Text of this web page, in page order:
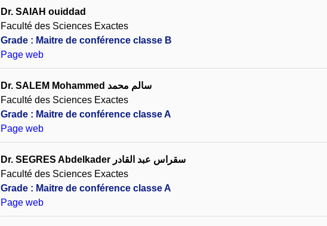
Dr. SAIAH ouiddad
Faculté des Sciences Exactes
Grade : Maitre de conférence classe B
Page web
Dr. SALEM Mohammed سالم محمد
Faculté des Sciences Exactes
Grade : Maitre de conférence classe A
Page web
Dr. SEGRES Abdelkader سقراس عبد القادر
Faculté des Sciences Exactes
Grade : Maitre de conférence classe A
Page web